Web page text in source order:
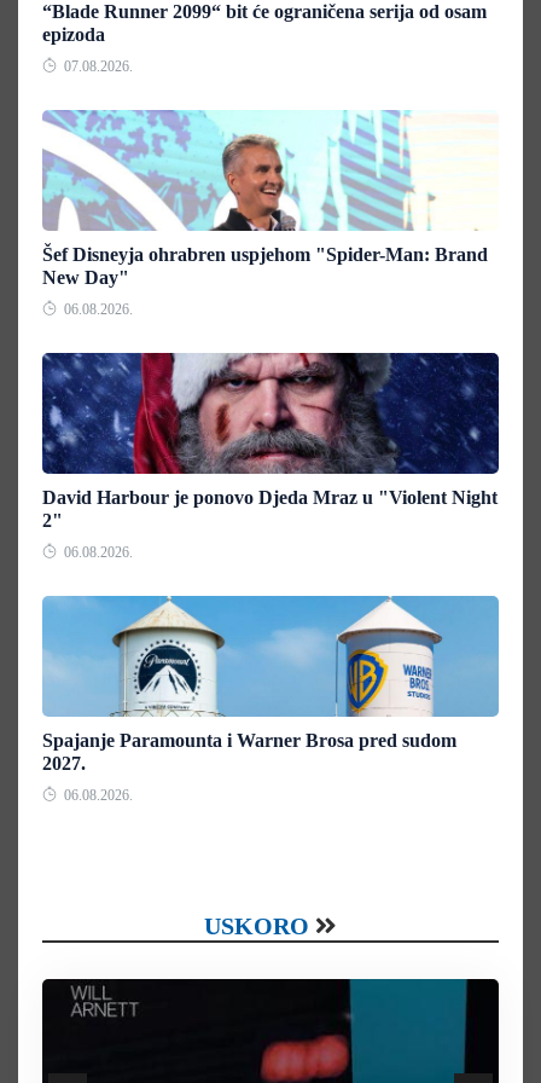
“Blade Runner 2099“ bit će ograničena serija od osam
epizoda
07.08.2026.
Šef Disneyja ohrabren uspjehom "Spider-Man: Brand
New Day"
06.08.2026.
David Harbour je ponovo Djeda Mraz u "Violent Night
2"
06.08.2026.
Spajanje Paramounta i Warner Brosa pred sudom
2027.
06.08.2026.
USKORO